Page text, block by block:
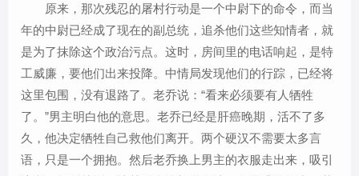
原来，那次残忍的屠村行动是一个中尉下的命令，而当
年的中尉已经成了现在的副总统，追杀他们这些知情者，就
是为了抹除这个政治污点。这时，房间里的电话响起，是特
工威廉，要他们出来投降。中情局发现他们的行踪，已经将
这里包围，没有退路了。老乔说：“看来必须要有人牺牲
了。”男主明白他的意思。老乔已经是肝癌晚期，活不了多
久，他决定牺牲自己救他们离开。两个硬汉不需要太多言
语，只是一个拥抱。然后老乔换上男主的衣服走出来，吸引